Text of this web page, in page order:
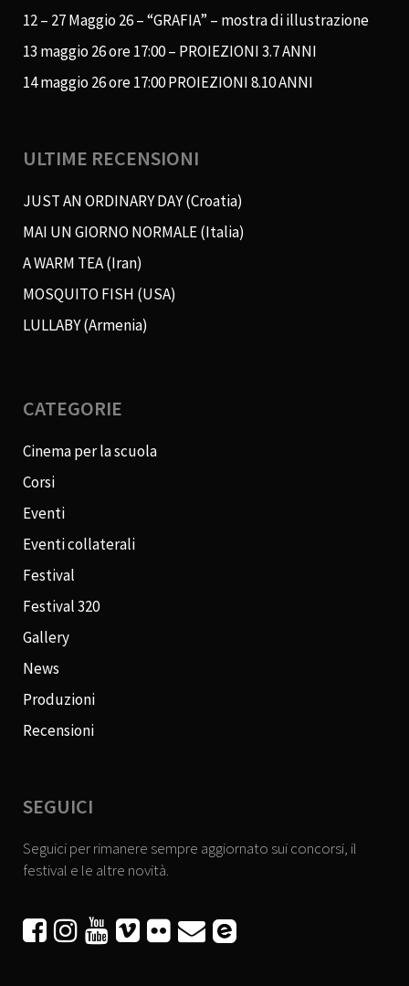
12 – 27 Maggio 26 – “GRAFIA” – mostra di illustrazione
13 maggio 26 ore 17:00 – PROIEZIONI 3.7 ANNI
14 maggio 26 ore 17:00 PROIEZIONI 8.10 ANNI
ULTIME RECENSIONI
JUST AN ORDINARY DAY (Croatia)
MAI UN GIORNO NORMALE (Italia)
A WARM TEA (Iran)
MOSQUITO FISH (USA)
LULLABY (Armenia)
CATEGORIE
Cinema per la scuola
Corsi
Eventi
Eventi collaterali
Festival
Festival 320
Gallery
News
Produzioni
Recensioni
SEGUICI
Seguici per rimanere sempre aggiornato sui concorsi, il
festival e le altre novità.
     